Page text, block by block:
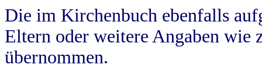
Die im Kirchenbuch ebenfalls
Eltern oder weitere Angaben wie
übernommen.